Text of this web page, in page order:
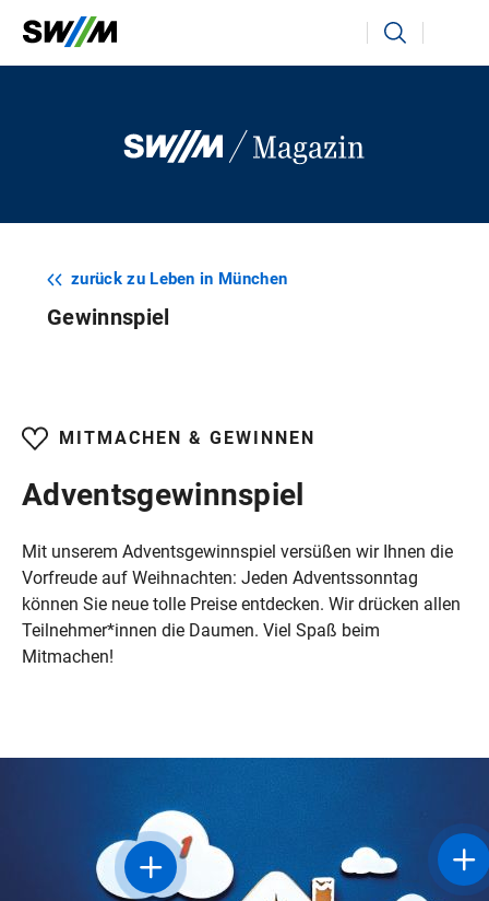
Ihr Suchbegriff Suchen
zurück zu Leben in München
Gewinnspiel
MITMACHEN & GEWINNEN
Adventsgewinnspiel
Mit unserem Adventsgewinnspiel versüßen wir Ihnen die
Vorfreude auf Weihnachten: Jeden Adventssonntag
können Sie neue tolle Preise entdecken. Wir drücken allen
Teilnehmer*innen die Daumen. Viel Spaß beim
Mitmachen!